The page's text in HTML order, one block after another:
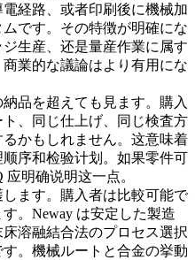
経路、或者印刷後に機械加
です。その特徴が明確にな
生産、还是量産作業に属す
業的な議論はより有用にな
品を超えても見ます。購入
、同じ仕上げ、同じ検査方
かもしれません。这意味着
序和检验计划。如果零件可
明确说明这一点。
ます。購入者は比較可能で
。Neway は安定した製造
溶融結合法のプロセス選択
。機械ルートと合金の挙動